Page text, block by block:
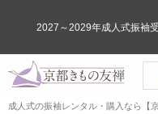
成人式の振袖レンタル・購入なら【
2027～2029年成人式振袖